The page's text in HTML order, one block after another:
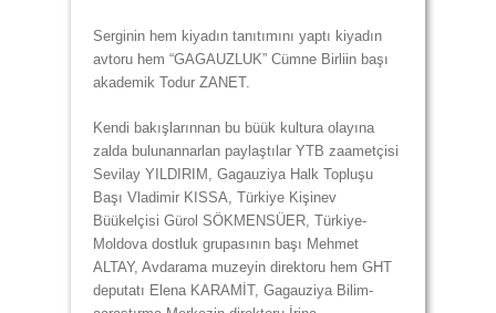
Serginin hem kiyadın tanıtımını yaptı kiyadın
avtoru hem “GAGAUZLUK” Cümne Birliin başı
akademik Todur ZANET.
Kendi bakışlarınnan bu büük kultura olayına
zalda bulunannarlan paylaştılar YTB zaametçisi
Sevilay YILDIRIM, Gagauziya Halk Topluşu
Başı Vladimir KISSA, Türkiye Kişinev
Büükelçisi Gürol SÖKMENSÜER, Türkiye-
Moldova dostluk grupasının başı Mehmet
ALTAY, Avdarama muzeyin direktoru hem GHT
deputatı Elena KARAMİT, Gagauziya Bilim-